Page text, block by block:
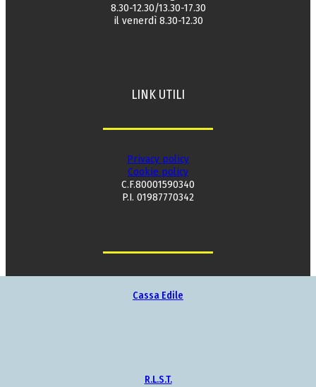
8.30-12.30/13.30-17.30
il venerdì 8.30-12.30
LINK UTILI
Privacy policy
Cookie policy
C.F.80001590340
P.I. 01987770342
Cassa Edile
R.L.S.T.